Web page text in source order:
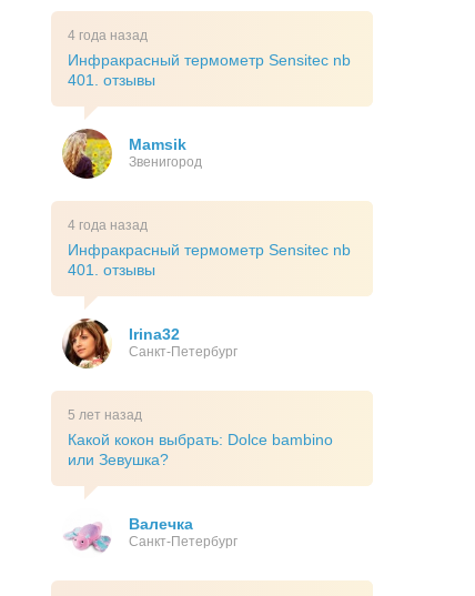
4 года назад
Инфракрасный термометр Sensitec nb
401. отзывы
Mamsik
Звенигород
4 года назад
Инфракрасный термометр Sensitec nb
401. отзывы
Irina32
Санкт-Петербург
5 лет назад
Какой кокон выбрать: Dolce bambino
или Зевушка?
Валечка
Санкт-Петербург